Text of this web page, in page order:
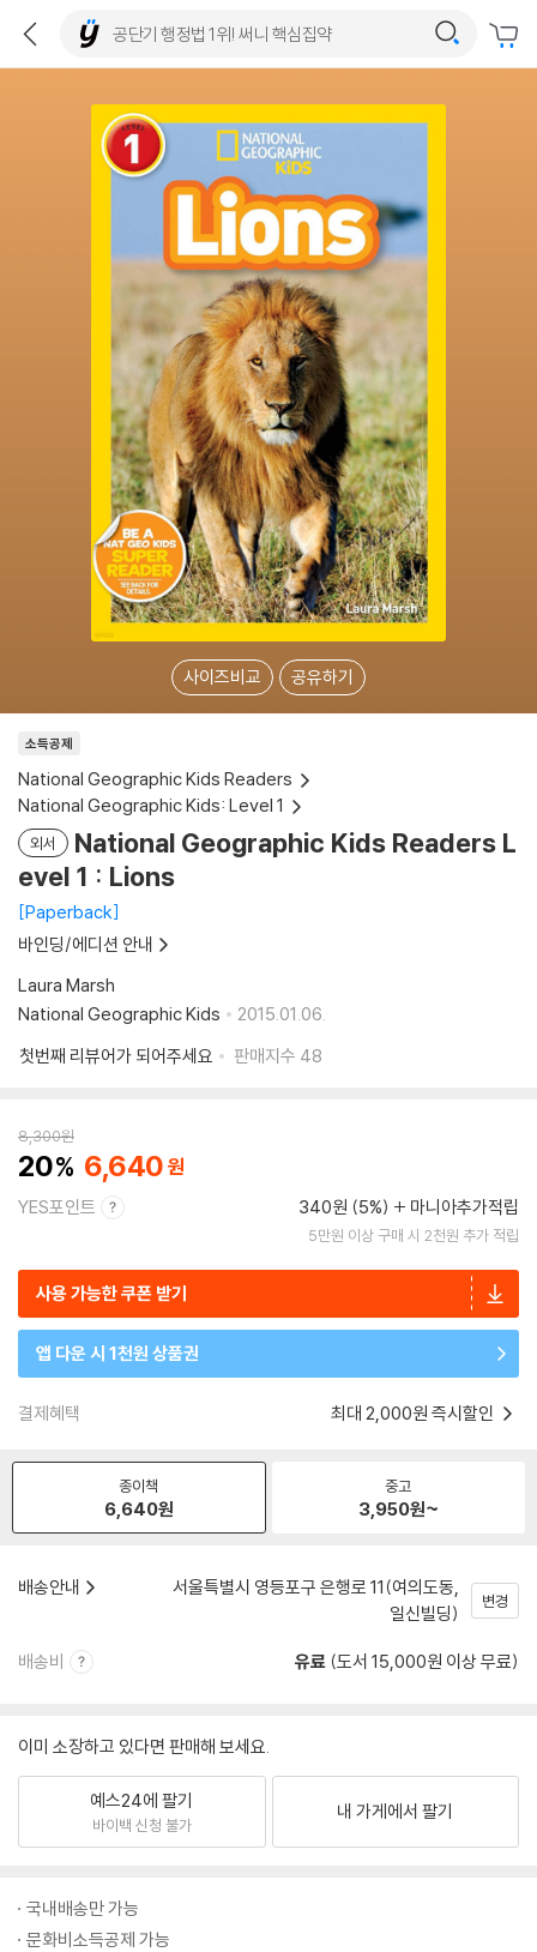
사이즈비교 공유하기
소득공제
National Geographic Kids Readers
National Geographic Kids: Level 1
외서
National Geographic Kids Readers L
evel 1 : Lions
Paperback
바인딩/에디션 안내
Laura Marsh
National Geographic Kids
2015.01.06.
첫번째 리뷰어가 되어주세요
판매지수 48
8,300원
20 6,640
YES포인트 340원 (5%) 마니아추가적립
5만원 이상 구매 시 2천원 추가 적립
사용 가능한 쿠폰 받기
앱 다운 시 1천원 상품권
결제혜택 최대 2,000원 즉시할인
종이책
6,640원
중고
3,950원~
배송안내
서울특별시 영등포구 은행로 11(여의도동,
일신빌딩)
변경
배송비 유료 (도서 15,000원 이상 무료)
이미 소장하고 있다면 판매해 보세요.
예스24에 팔기
바이백 신청 불가
내 가게에서 팔기
국내배송만 가능
문화비소득공제 가능